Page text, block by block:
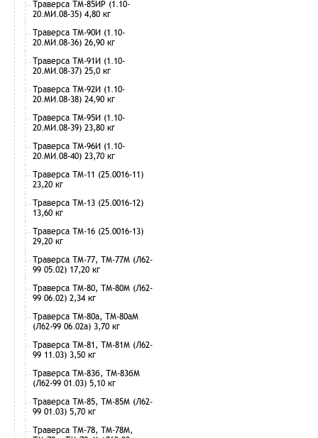
Траверса ТМ-85ИР (1.10-
20.МИ.08-35) 4,80 кг
Траверса ТМ-90И (1.10-
20.МИ.08-36) 26,90 кг
Траверса ТМ-91И (1.10-
20.МИ.08-37) 25,0 кг
Траверса ТМ-92И (1.10-
20.МИ.08-38) 24,90 кг
Траверса ТМ-95И (1.10-
20.МИ.08-39) 23,80 кг
Траверса ТМ-96И (1.10-
20.МИ.08-40) 23,70 кг
Траверса ТМ-11 (25.0016-11)
23,20 кг
Траверса ТМ-13 (25.0016-12)
13,60 кг
Траверса ТМ-16 (25.0016-13)
29,20 кг
Траверса ТМ-77, ТМ-77М (Л62-
99 05.02) 17,20 кг
Траверса ТМ-80, ТМ-80М (Л62-
99 06.02) 2,34 кг
Траверса ТМ-80а, ТМ-80аМ
(Л62-99 06.02а) 3,70 кг
Траверса ТМ-81, ТМ-81М (Л62-
99 11.03) 3,50 кг
Траверса ТМ-83б, ТМ-83бМ
(Л62-99 01.03) 5,10 кг
Траверса ТМ-85, ТМ-85М (Л62-
99 01.03) 5,70 кг
Траверса ТМ-78, ТМ-78М,